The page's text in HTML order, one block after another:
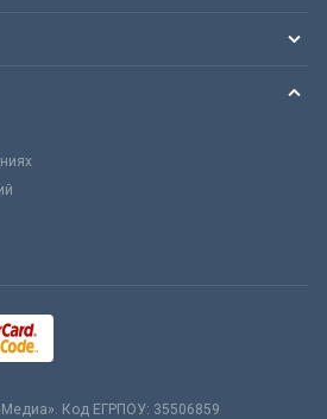
Код ЕГРПОУ: 35506859